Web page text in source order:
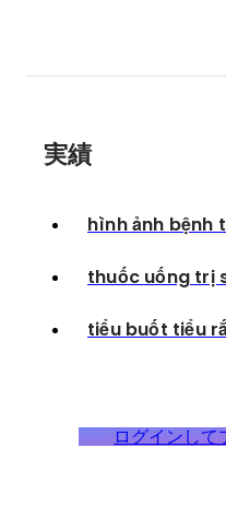
実績
hình ảnh bệnh
thuốc uống trị
tiểu buốt tiểu
ログインして